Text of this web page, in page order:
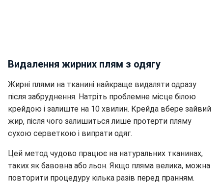
Видалення жирних плям з одягу
Жирні плями на тканині найкраще видаляти одразу
після забруднення. Натріть проблемне місце білою
крейдою і залиште на 10 хвилин. Крейда вбере зайвий
жир, після чого залишиться лише протерти пляму
сухою серветкою і випрати одяг.
Цей метод чудово працює на натуральних тканинах,
таких як бавовна або льон. Якщо пляма велика, можна
повторити процедуру кілька разів перед пранням.